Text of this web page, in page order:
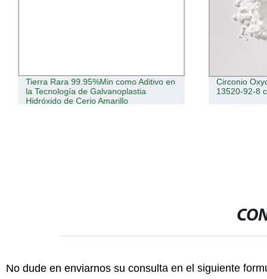
Tierra Rara 99.95%Min como Aditivo en
la Tecnología de Galvanoplastia
Hidróxido de Cerio Amarillo
Circonio
13520-92-8
No dude en enviarnos su consulta en el siguiente